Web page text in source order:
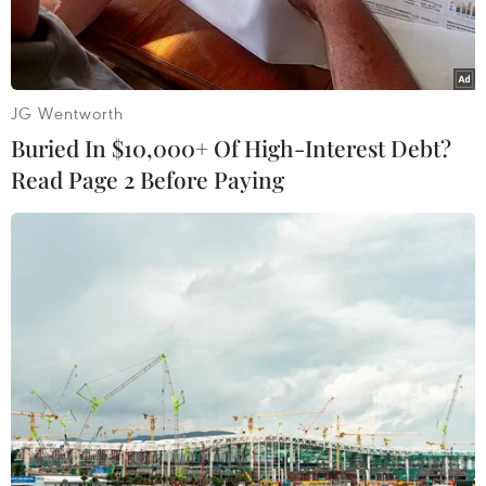
đối cả về thể chất và trí tuệ.
Công chúa Maha Chakri Sirindhorn tham quan vườn rau của
học sinh trường Tiểu học Nguyễn Tất Thành. (Ảnh: Thanh
Thủy/TTXVN)
JG Wentworth
Buried In $10,000+ Of High-Interest Debt?
Read Page 2 Before Paying